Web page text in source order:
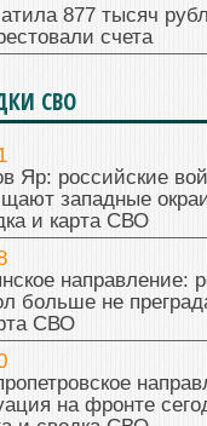
877 тысяч
счета
СВО
Яр: российские
западные
и карта СВО
направление:
больше не
СВО
на фронте